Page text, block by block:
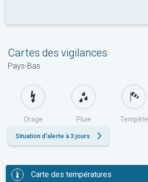
Cartes des vigilances
Pays-Bas
Orage Pluie Tempête
Situation d'alerte à 3 jours
Carte des températures